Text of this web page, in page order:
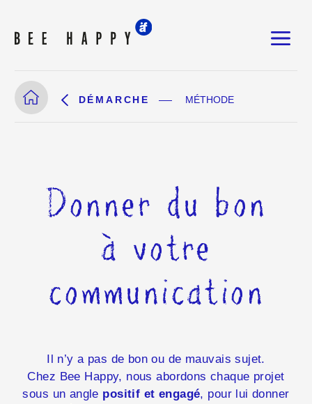
DÉMARCHE MÉTHODE
Donner du bon
à votre
communication
Il n’y a pas de bon ou de mauvais sujet.
Chez Bee Happy, nous abordons chaque projet
sous un angle positif et engagé, pour lui donner